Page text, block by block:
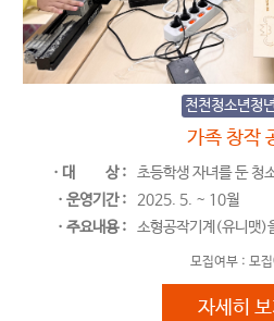
천천청소년청
가족 창작
ㆍ대 상 :
초등학생 자녀를 둔 청
ㆍ운영기간 :
2025. 5. ~ 10월
ㆍ주요내용 :
소형공작기계(유니맷)
모집여부 : 모
가족 창작
자세히 보